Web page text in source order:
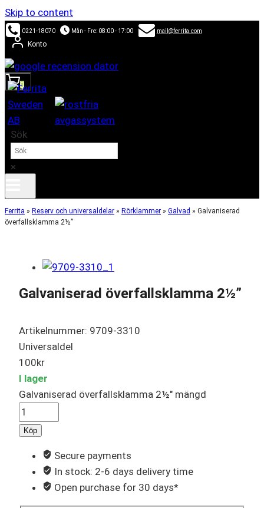
Skip to content
0221-18070 Mån - Fre: 08:00 - 17:00 mail@ferrita.com
Konto
0
Sök
×
Ferrita » Reserv och universaldelar » Rörklammer » Galvad » Galvaniserad
överfallsklamma 2½”
Galvaniserad överfallsklamma 2½”
Artikelnummer: 9709-3310
Universaldel
100kr
I lager
Galvaniserad överfallsklamma 2½" mängd
Köp
Secure payments
In stock: 2-6 days delivery time
Open purchase for 30 days*